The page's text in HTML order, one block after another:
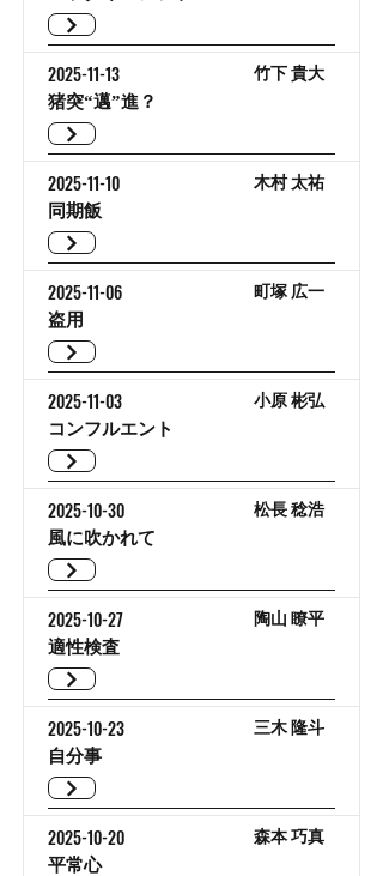
猪突“邁”進？
2025-11-13 竹下 貴大
同期飯
2025-11-10 木村 太祐
盗用
2025-11-06 町塚 広一
コンフルエント
2025-11-03 小原 彬弘
風に吹かれて
2025-10-30 松長 稔浩
適性検査
2025-10-27 陶山 瞭平
自分事
2025-10-23 三木 隆斗
平常心
2025-10-20 森本 巧真